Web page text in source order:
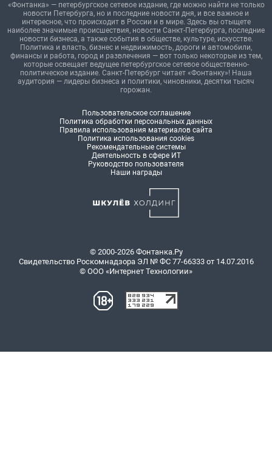
«Фонтанка» — петербургское сетевое издание, где можно найти не только
новости Петербурга, но и последние новости дня, и все важное и
интересное, что происходит в России и в мире. Здесь вы отыщете
наиболее значимые происшествия, новости Санкт-Петербурга, последние
новости бизнеса, а также события в обществе, культуре, искусстве.
Политика и власть, бизнес и недвижимость, дороги и автомобили,
финансы и работа, город и развлечения — вот только некоторые из тем,
которые освещает ведущее петербургское сетевое общественно-
политическое издание. Санкт-Петербург читает «Фонтанку»! Наша
аудитория — лидеры бизнеса и политики, чиновники, десятки тысяч
горожан.
Пользовательское соглашение
Политика обработки персональных данных
Правила использования материалов сайта
Политика использования cookies
Рекомендательные системы
Деятельность в сфере ИТ
Руководство пользователя
Наши награды
© 2000-2026 Фонтанка.Ру
Свидетельство Роскомнадзора ЭЛ № ФС 77-66333 от 14.07.2016
© ООО «Интернет Технологии»